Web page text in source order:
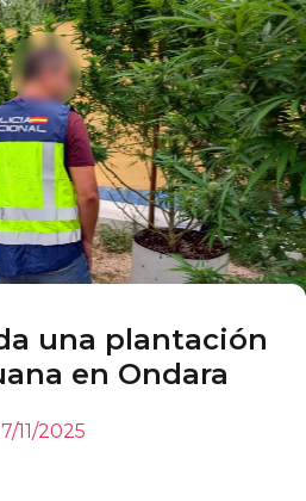
una plantación
en Ondara
11/2025